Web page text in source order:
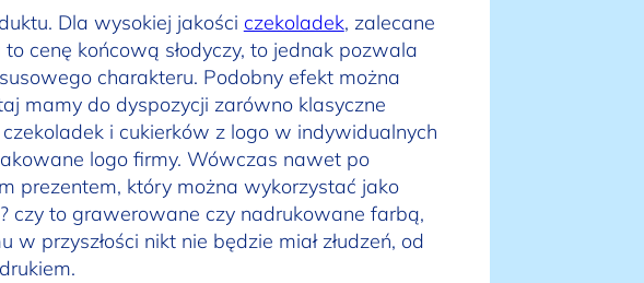
Dla wysokiej jakości czekoladek, zalecane
cenę końcową słodyczy, to jednak pozwala
charakteru. Podobny efekt można
mamy do dyspozycji zarówno klasyczne
i cukierków z logo w indywidualnych
logo firmy. Wówczas nawet po
prezentem, który można wykorzystać jako
czy to grawerowane czy nadrukowane farbą,
przyszłości nikt nie będzie miał złudzeń, od